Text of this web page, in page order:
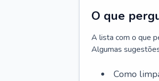
O que
A lista com o que
Algumas
Como